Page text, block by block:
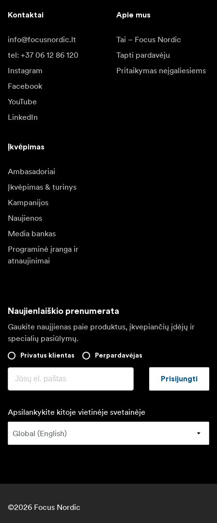
Kontaktai
info@focusnordic.lt
tel: +37 06 12 86 120
Instagram
Facebook
YouTube
LinkedIn
Apie mus
Tai – Focus Nordic
Tapti pardavėju
Pritaikymas neįgaliesiems
Įkvėpimas
Ambasadoriai
Įkvėpimas & turinys
Kampanijos
Naujienos
Media bankas
Programinė įranga ir
atnaujinimai
Naujienlaiškio prenumerata
Gaukite naujjienas paie produktus, įkvepiančių įdėjų ir
specialių pasiūlymų.
Privatus klientas Perpardavėjas
Prisijungti
Apsilankykite kitoje vietinėje svetainėje
©2026 Focus Nordic